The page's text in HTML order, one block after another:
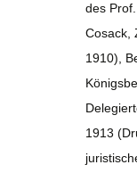
des
Cosack,
1910),
1913